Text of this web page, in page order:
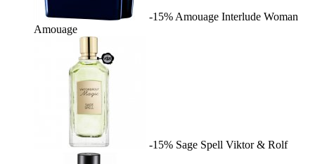
-15% Amouage Interlude Woman
Amouage
-15% Sage Spell Viktor & Rolf